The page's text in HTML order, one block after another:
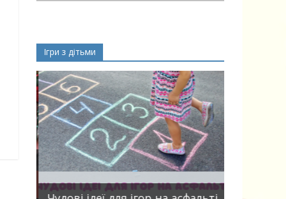
Ігри з дітьми